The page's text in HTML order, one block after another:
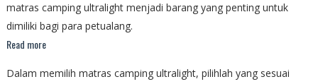
matras camping ultralight menjadi barang yang penting untuk
dimiliki bagi para petualang.
Read more
Dalam memilih matras camping ultralight, pilihlah yang sesuai